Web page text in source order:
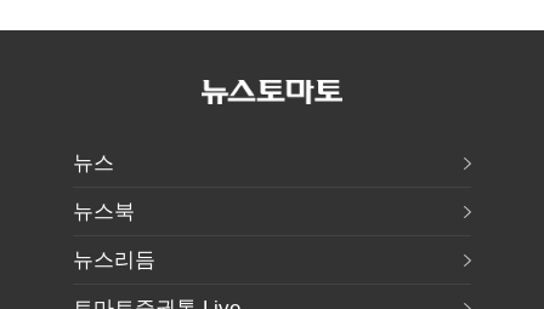
표준화
제동 걸린 은행
뉴스
뉴스북
뉴스리듬